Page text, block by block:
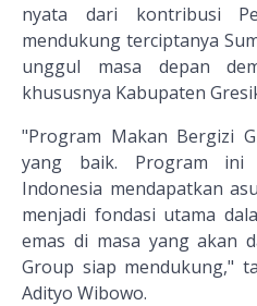
nyata dari kontribusi
mendukung terciptanya
unggul masa depan
khususnya Kabupaten
"Program Makan Bergizi
yang baik. Program ini
Indonesia mendapatkan
menjadi fondasi utama
emas di masa yang akan
Group siap mendukung,"
Adityo Wibowo.